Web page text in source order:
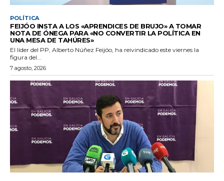
POLÍTICA
FEIJÓO INSTA A LOS «APRENDICES DE BRUJO» A TOMAR
NOTA DE ÓNEGA PARA «NO CONVERTIR LA POLÍTICA EN
UNA MESA DE TAHÚRES»
El líder del PP, Alberto Núñez Feijóo, ha reivindicado este viernes la
figura del...
7 agosto, 2026